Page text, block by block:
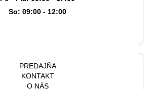
So: 09:00 - 12:00
PREDAJŇA
KONTAKT
O NÁS